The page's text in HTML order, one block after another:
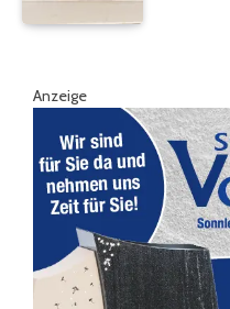
Anzeige